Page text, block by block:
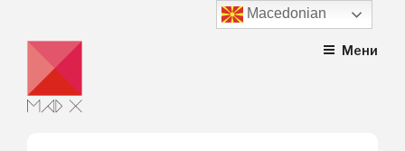
content
Мени
Macedonian